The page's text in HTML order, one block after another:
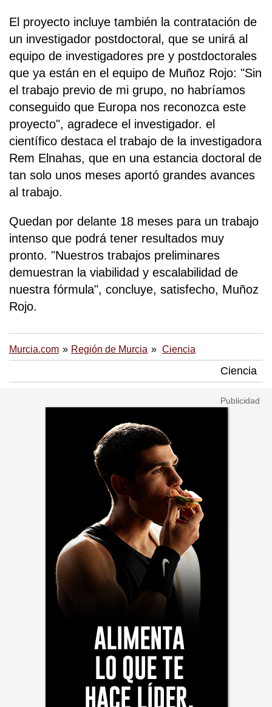
El proyecto incluye también la contratación de
un investigador postdoctoral, que se unirá al
equipo de investigadores pre y postdoctorales
que ya están en el equipo de Muñoz Rojo: "Sin
el trabajo previo de mi grupo, no habríamos
conseguido que Europa nos reconozca este
proyecto", agradece el investigador. el
científico destaca el trabajo de la investigadora
Rem Elnahas, que en una estancia doctoral de
tan solo unos meses aportó grandes avances
al trabajo.
Quedan por delante 18 meses para un trabajo
intenso que podrá tener resultados muy
pronto. "Nuestros trabajos preliminares
demuestran la viabilidad y escalabilidad de
nuestra fórmula", concluye, satisfecho, Muñoz
Rojo.
Murcia.com Región de Murcia Ciencia
Ciencia